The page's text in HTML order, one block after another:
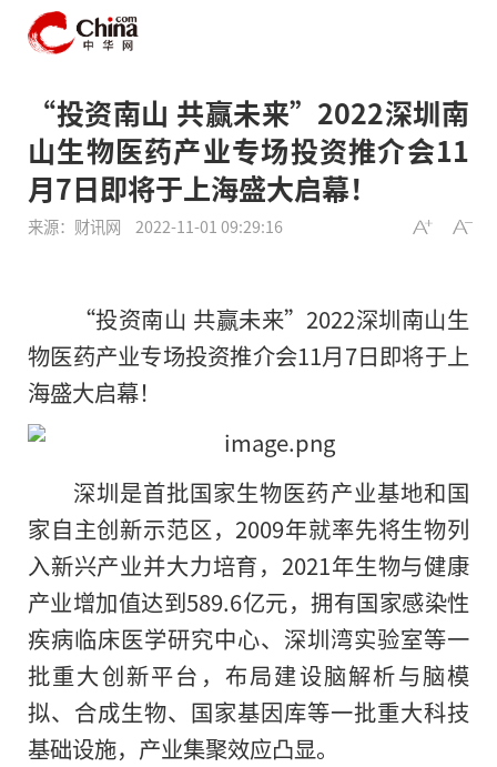
“投资南山 共赢未来”2022深圳南
山生物医药产业专场投资推介会11
月7日即将于上海盛大启幕！
来源：财讯网 2022-11-01 09:29:16
“投资南山 共赢未来”2022深圳南山生
物医药产业专场投资推介会11月7日即将于上
海盛大启幕！
深圳是首批国家生物医药产业基地和国
家自主创新示范区，2009年就率先将生物列
入新兴产业并大力培育，2021年生物与健康
产业增加值达到589.6亿元，拥有国家感染性
疾病临床医学研究中心、深圳湾实验室等一
批重大创新平台，布局建设脑解析与脑模
拟、合成生物、国家基因库等一批重大科技
基础设施，产业集聚效应凸显。